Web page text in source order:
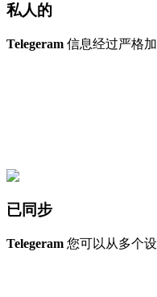
私人的
Telegeram 信息经过严格
已同步
Telegeram 您可以从多个